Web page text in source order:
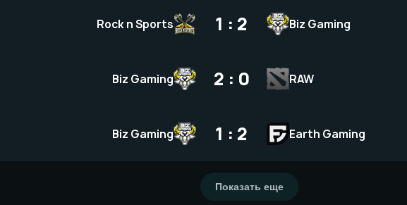
Rock n Sports 1 : 2 Biz Gaming
Biz Gaming 2 : 0 RAW
Biz Gaming 1 : 2 Earth Gaming
Показать еще